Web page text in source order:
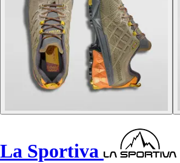
La Sportiva